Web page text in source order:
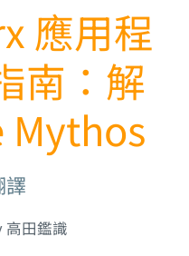
應用程
南：解
Mythos
譯
高田鑑識